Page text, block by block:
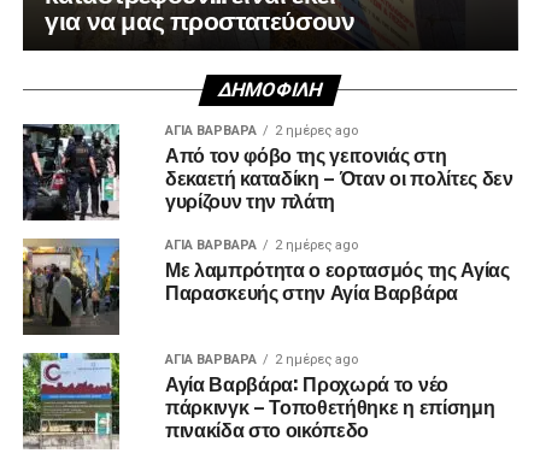
για να μας προστατεύσουν
ΔΗΜΟΦΙΛΉ
ΑΓΙΑ ΒΑΡΒΑΡΑ 2 ημέρες ago
Από τον φόβο της γειτονιάς στη
δεκαετή καταδίκη – Όταν οι πολίτες δεν
γυρίζουν την πλάτη
ΑΓΙΑ ΒΑΡΒΑΡΑ 2 ημέρες ago
Με λαμπρότητα ο εορτασμός της Αγίας
Παρασκευής στην Αγία Βαρβάρα
ΑΓΙΑ ΒΑΡΒΑΡΑ 2 ημέρες ago
Αγία Βαρβάρα: Προχωρά το νέο
πάρκινγκ – Τοποθετήθηκε η επίσημη
πινακίδα στο οικόπεδο